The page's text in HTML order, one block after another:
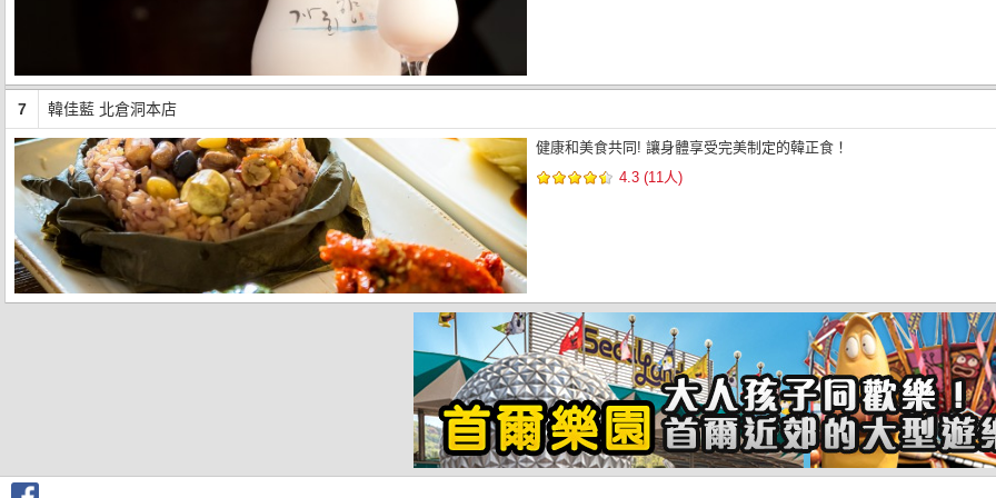
7 韓佳藍 北倉洞本店
健康和美食共同! 讓身體享受完美制定的韓正食！
4.3 (11人)